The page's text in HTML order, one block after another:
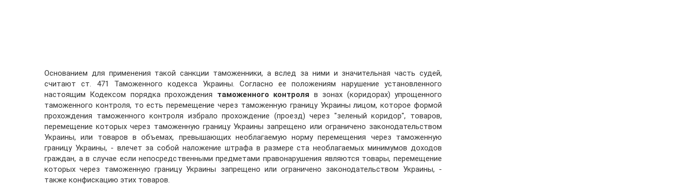
Основанием для применения такой санкции таможенники, а вслед за ними и значительная часть судей,
считают ст. 471 Таможенного кодекса Украины. Согласно ее положениям нарушение установленного
настоящим Кодексом порядка прохождения таможенного контроля в зонах (коридорах) упрощенного
таможенного контроля, то есть перемещение через таможенную границу Украины лицом, которое формой
прохождения таможенного контроля избрало прохождение (проезд) через "зеленый коридор", товаров,
перемещение которых через таможенную границу Украины запрещено или ограничено законодательством
Украины, или товаров в объемах, превышающих необлагаемую норму перемещения через таможенную
границу Украины, - влечет за собой наложение штрафа в размере ста необлагаемых минимумов доходов
граждан, а в случае если непосредственными предметами правонарушения являются товары, перемещение
которых через таможенную границу Украины запрещено или ограничено законодательством Украины, -
также конфискацию этих товаров.